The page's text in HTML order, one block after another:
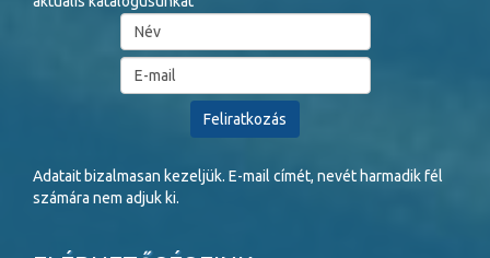
Adatait bizalmasan kezeljük. E-mail címét, nevét harmadik fél
számára nem adjuk ki.